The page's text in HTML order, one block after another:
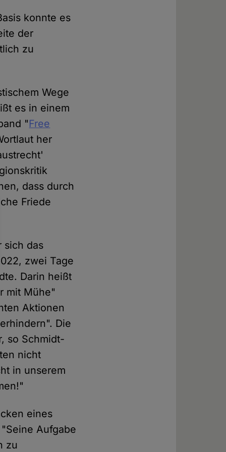
konnte es
der
zu
Wege
es in einem
"Free
her
dass durch
Friede
sich das
zwei Tage
Darin heißt
mit Mühe"
Aktionen
Die
so Schmidt-
nicht
in unserem
eines
Aufgabe
zu